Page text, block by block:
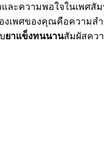
ความพอใจในเพศสั
งเพศของคุณคือความ
ยาแข็งทนนานสัมผัสคว